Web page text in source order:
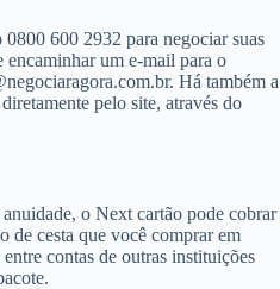
600 2932 para negociar suas
encaminhar um e-mail para o
. Há também a
pelo site, através do
o Next cartão pode cobrar
de cesta que você comprar em
contas de outras instituições